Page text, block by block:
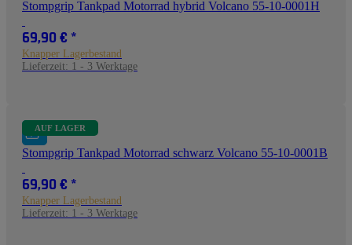
Stompgrip Tankpad Motorrad hybrid Volcano 55-10-0001H
69,90 € *
Knapper Lagerbestand
Lieferzeit: 1 - 3 Werktage
AUF LAGER
Stompgrip Tankpad Motorrad schwarz Volcano 55-10-0001B
69,90 € *
Knapper Lagerbestand
Lieferzeit: 1 - 3 Werktage